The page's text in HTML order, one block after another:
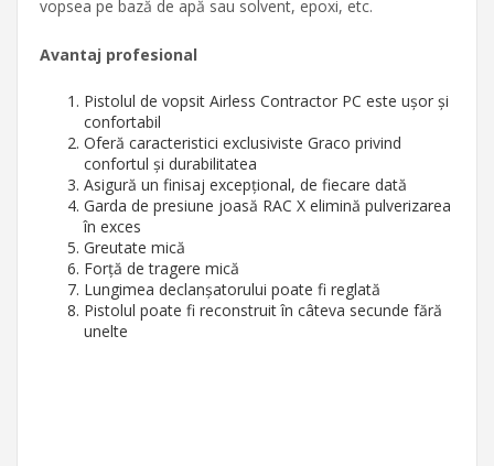
vopsea pe bază de apă sau solvent, epoxi, etc.
Avantaj profesional
Pistolul de vopsit Airless Contractor PC este ușor și
confortabil
Oferă caracteristici exclusiviste Graco privind
confortul și durabilitatea
Asigură un finisaj excepțional, de fiecare dată
Garda de presiune joasă RAC X elimină pulverizarea
în exces
Greutate mică
Forță de tragere mică
Lungimea declanșatorului poate fi reglată
Pistolul poate fi reconstruit în câteva secunde fără
unelte